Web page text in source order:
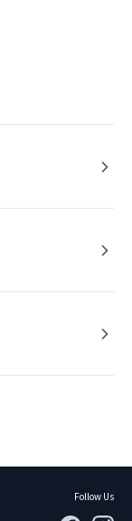
Follow Us